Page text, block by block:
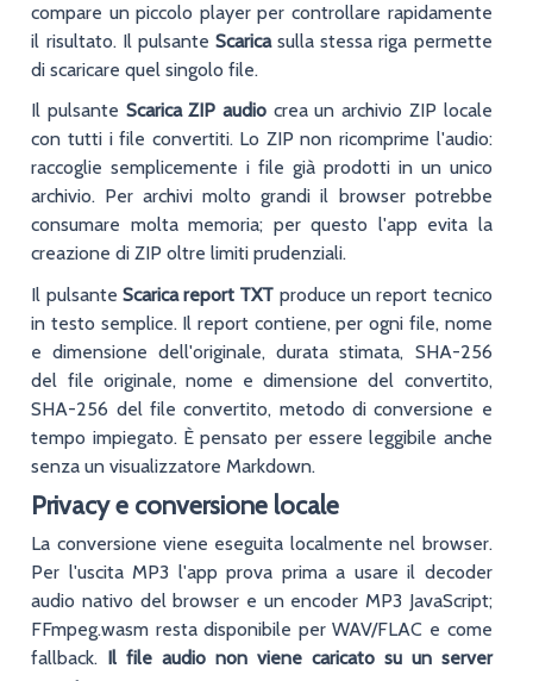
compare un piccolo player per controllare rapidamente
il risultato. Il pulsante Scaricasulla stessa riga permette
di scaricare quel singolo file.
Il pulsante Scarica ZIP audio crea un archivio ZIP locale
con tutti i file convertiti. Lo ZIP non ricomprime l'audio:
raccoglie semplicemente i file già prodotti in un unico
archivio. Per archivi molto grandi il browser potrebbe
consumare molta memoria; per questo l'app evita la
creazione di ZIP oltre limiti prudenziali.
Il pulsante Scarica report TXT produce un report tecnico
in testo semplice. Il report contiene, per ogni file, nome
e dimensione dell'originale, durata stimata, SHA-256
del file originale, nome e dimensione del convertito,
SHA-256 del file convertito, metodo di conversione e
tempo impiegato. È pensato per essere leggibile anche
senza un visualizzatore Markdown.
Privacy e conversione locale
La conversione viene eseguita localmente nel browser.
Per l'uscita MP3 l'app prova prima a usare il decoder
audio nativo del browser e un encoder MP3 JavaScript;
FFmpeg.wasm resta disponibile per WAV/FLAC e come
fallback. Il file audio non viene caricato su un server